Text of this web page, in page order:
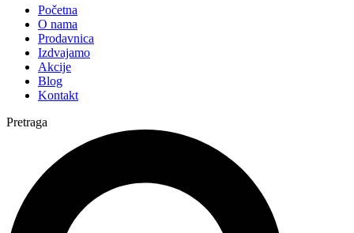
Početna
O nama
Prodavnica
Izdvajamo
Akcije
Blog
Kontakt
Pretraga